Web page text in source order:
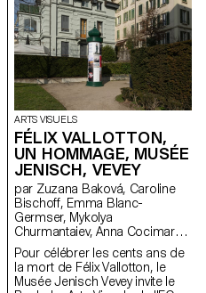
vise la création d’espaces pour
la transmission de pratiques
aurales fugitives.
ARTS VISUELS
FÉLIX VALLOTTON,
UN HOMMAGE, MUSÉE
JENISCH, VEVEY
par Zuzana Baková, Caroline
Bischoff, Emma Blanc-
Germser, Mykolya
Churmantaiev, Anna Cocimarov,
Oana Cuozzo, Mayalène de
Roquemaurel, Eulalie Félix,
Louis Fontaine, Duna György,
Marsaili Venus Haas, Olivia
Pour célébrer les cents ans de
la mort de Félix Vallotton, le
Musée Jenisch Vevey invite le